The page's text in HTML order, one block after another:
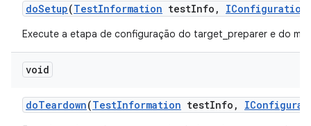
doSetup(TestInformation testInfo , IConfiguration
Execute a etapa de configuração do target_preparer e do
void
doTeardown(TestInformation testInfo ,